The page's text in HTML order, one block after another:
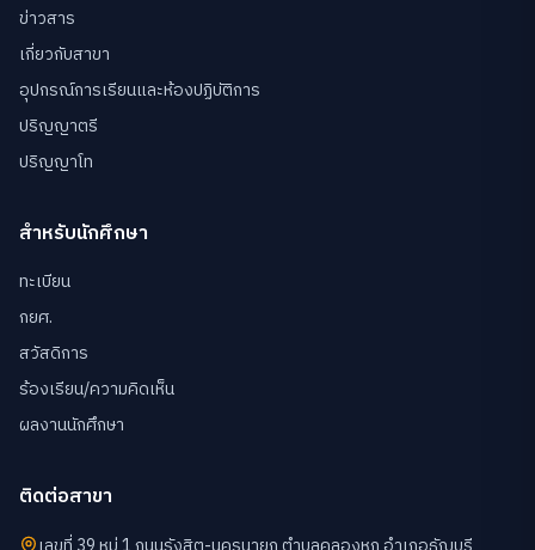
ข่าวสาร
เกี่ยวกับสาขา
อุปกรณ์การเรียนและห้องปฏิบัติการ
ปริญญาตรี
ปริญญาโท
สำหรับนักศึกษา
ทะเบียน
กยศ.
สวัสดิการ
ร้องเรียน/ความคิดเห็น
ผลงานนักศึกษา
ติดต่อสาขา